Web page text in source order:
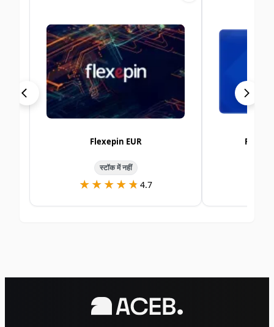
Flexepin EUR
स्टॉक में नहीं
★★★★★
★★★★★ 4.7